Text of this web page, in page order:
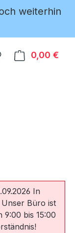
weiterhin
anzeigen
Du hast 00,00 €
In
Büro ist
9:00 bis 15:00